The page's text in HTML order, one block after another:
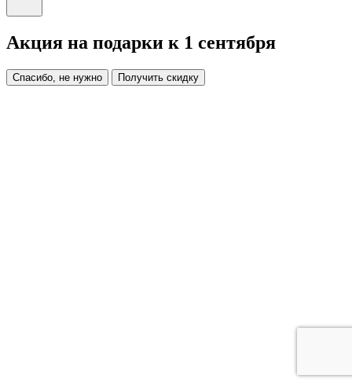
Акция на подарки к 1 сентября
Спасибо, не нужно Получить скидку